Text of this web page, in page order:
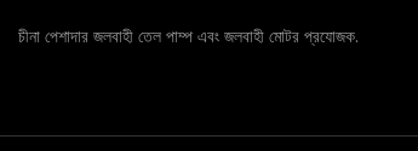
চীনা পেশাদার জলবাহী তেল পাম্প এবং জলবাহী মোটর প্রযোজক.